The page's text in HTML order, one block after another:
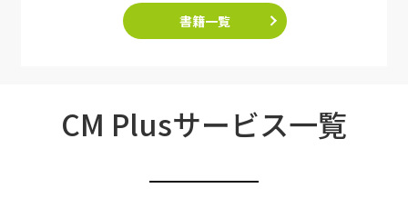
書籍一覧
CM Plusサービス一覧